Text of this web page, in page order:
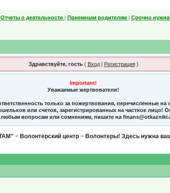
Отчеты о деятельности | Приемным родителям | Срочно
Здравствуйте, гость( Вход| Регистрация)
Important!
Уважаемые жертвователи!
только за пожертвования, перечисленные
или счетов, зарегистрированных на частное лицо!
вопросам или сомнениям, пишите на
> Волонтерский центр > Волонтеры! Здесь нужна